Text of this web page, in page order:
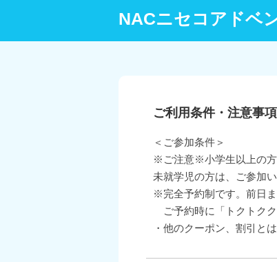
NACニセコアドベ
ご利用条件・注意事項
＜ご参加条件＞
※ご注意※小学生以上の方
未就学児の方は、ご参加い
※完全予約制です。前日
ご予約時に「トクトクク
・他のクーポン、割引と